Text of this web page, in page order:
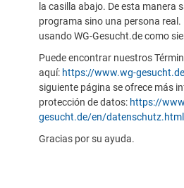
la casilla abajo. De esta manera
programa sino una persona real.
usando WG-Gesucht.de como
Puede encontrar nuestros
aquí: https://www.wg-
siguiente página se ofrece más
protección de datos: https://
gesucht.de/en/datenschutz.html
Gracias por su ayuda.